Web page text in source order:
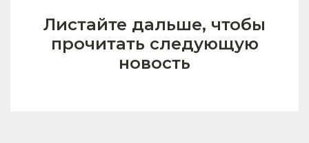
Листайте дальше, чтобы
прочитать следующую
новость